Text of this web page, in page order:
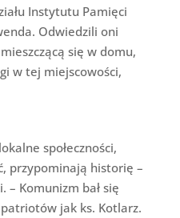
Instytutu Pamięci
Odwiedzili oni
się w domu,
w tej miejscowości,
społeczności,
przypominają historię –
– Komunizm bał się
jak ks. Kotlarz.